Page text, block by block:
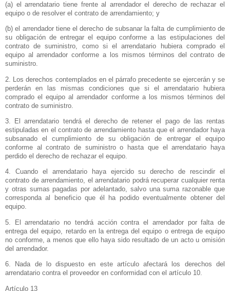
(a) el arrendatario tiene frente al arrendador el derecho de rechazar el
equipo o de resolver el contrato de arrendamiento; y
(b) el arrendador tiene el derecho de subsanar la falta de cumplimiento de
su obligación de entregar el equipo conforme a las estipulaciones del
contrato de suministro, como si el arrendatario hubiera comprado el
equipo al arrendador conforme a los mismos términos del contrato de
suministro.
2. Los derechos contemplados en el párrafo precedente se ejercerán y se
perderán en las mismas condiciones que si el arrendatario hubiera
comprado el equipo al arrendador conforme a los mismos términos del
contrato de suministro.
3. El arrendatario tendrá el derecho de retener el pago de las rentas
estipuladas en el contrato de arrendamiento hasta que el arrendador haya
subsanado el cumplimiento de su obligación de entregar el equipo
conforme al contrato de suministro o hasta que el arrendatario haya
perdido el derecho de rechazar el equipo.
4. Cuando el arrendatario haya ejercido su derecho de rescindir el
contrato de arrendamiento, el arrendatario podrá recuperar cualquier renta
y otras sumas pagadas por adelantado, salvo una suma razonable que
corresponda al beneficio que él ha podido eventualmente obtener del
equipo.
5. El arrendatario no tendrá acción contra el arrendador por falta de
entrega del equipo, retardo en la entrega del equipo o entrega de equipo
no conforme, a menos que ello haya sido resultado de un acto u omisión
del arrendador.
6. Nada de lo dispuesto en este artículo afectará los derechos del
arrendatario contra el proveedor en conformidad con el artículo 10.
Artículo 13